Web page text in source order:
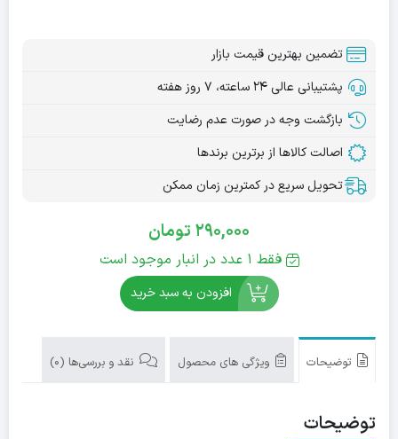
تضمین بهترین قیمت بازار
پشتیبانی عالی ۲۴ ساعته، ۷ روز هفته
بازگشت وجه در صورت عدم رضایت
اصالت کالاها از برترین برندها
تحویل سریع در کمترین زمان ممکن
290,000 تومان
فقط 1 عدد در انبار موجود است
افزودن به سبد خرید
توضیحات ویژگی های محصول نقد و بررسی‌ها (0)
توضیحات